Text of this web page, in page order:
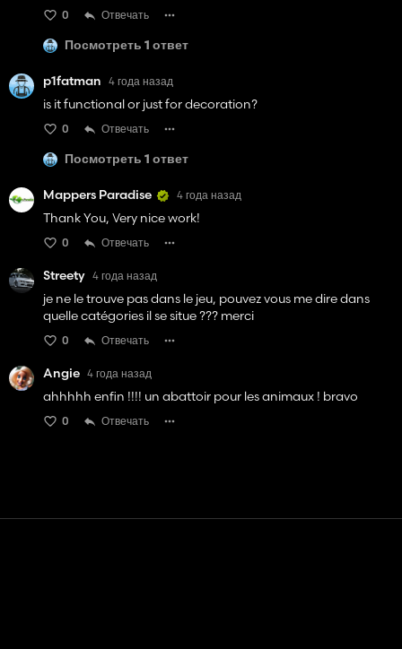
0 Отвечать
Посмотреть 1 ответ
p1fatman 4 года назад
is it functional or just for decoration?
0 Отвечать
Посмотреть 1 ответ
Mappers Paradise 4 года назад
Thank You, Very nice work!
0 Отвечать
Streety 4 года назад
je ne le trouve pas dans le jeu, pouvez vous me dire dans
quelle catégories il se situe ??? merci
0 Отвечать
Angie 4 года назад
ahhhhh enfin !!!! un abattoir pour les animaux ! bravo
0 Отвечать